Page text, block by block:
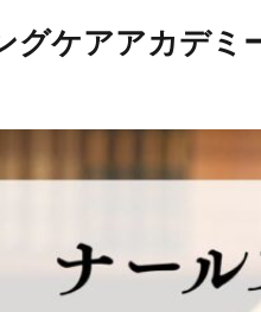
グケアアカデミ